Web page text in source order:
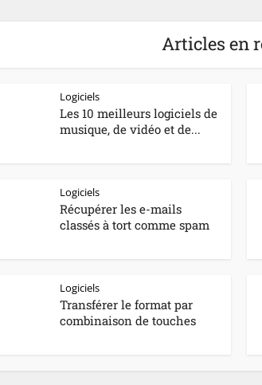
Articles en
Logiciels
Les 10 meilleurs logiciels de
musique, de vidéo et de...
Logiciels
Récupérer les e-mails
classés à tort comme spam
Logiciels
Transférer le format par
combinaison de touches